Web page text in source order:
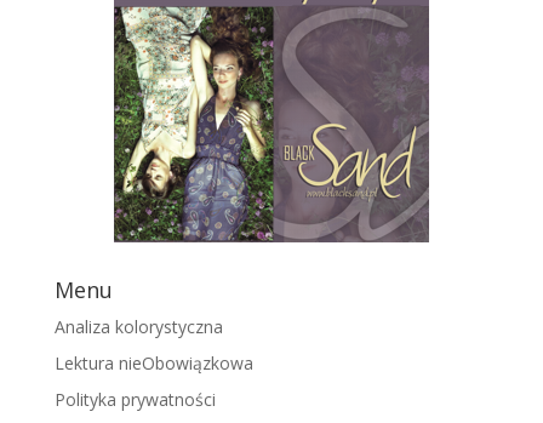
Menu
Analiza kolorystyczna
Lektura nieObowiązkowa
Polityka prywatności